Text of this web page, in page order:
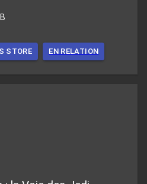
STORE EN RELATION